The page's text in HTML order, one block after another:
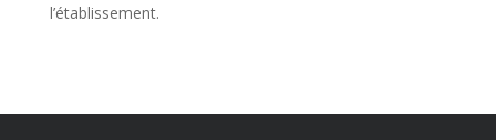
l’établissement.